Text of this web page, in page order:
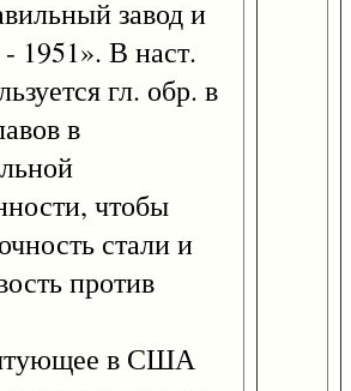
завод и
1951». В наст.
гл. обр. в
в
чтобы
стали и
против
в США